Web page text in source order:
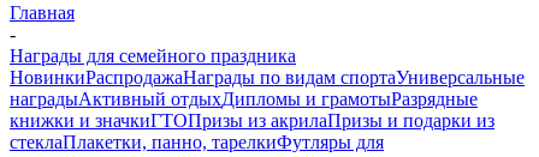
Главная
-
Награды для семейного праздника
НовинкиРаспродажаНаграды по видам спортаУниверсальные
наградыАктивный отдыхДипломы и грамотыРазрядные
книжки и значкиГТОПризы из акрилаПризы и подарки из
стеклаПлакетки, панно, тарелкиФутляры для